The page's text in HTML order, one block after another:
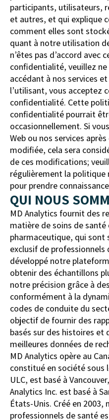
participants, utilisateurs,
et autres, et qui explique
comment elles sont
quant à notre utilisation
n’êtes pas d’accord
confidentialité, veuillez ne
accédant à nos services
l’utilisant, vous acceptez
confidentialité. Cette
confidentialité pourrait
occasionnellement. Si
Web ou nos services
modifiée, cela sera
de ces modifications;
régulièrement la
pour prendre
QUI NOUS
MD Analytics fournit des
matière de soins de
pharmaceutique, qui sont
exclusif de professionnels
développé notre
obtenir des échantillons
notre précision grâce à
conformément à la
codes de conduite du
objectif de fournir des
basés sur des histoires et
meilleures données de
MD Analytics opère au
constitué en société sous
ULC, est basé à
Analytics Inc. est basé à
États-Unis. Créé en 2003,
professionnels de santé